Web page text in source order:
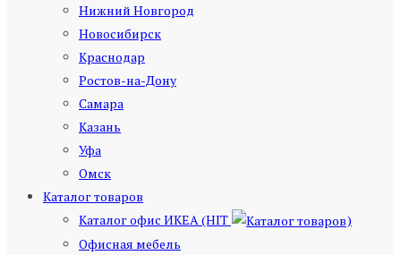
Нижний Новгород
Новосибирск
Краснодар
Ростов-на-Дону
Самара
Казань
Уфа
Омск
Каталог товаров
Каталог офис ИКЕА (HIT
)
Офисная мебель